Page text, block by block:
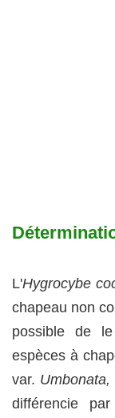
L'Hygrocybe
chapeau non
possible de
espèces à
var. Umbonata,
différencie